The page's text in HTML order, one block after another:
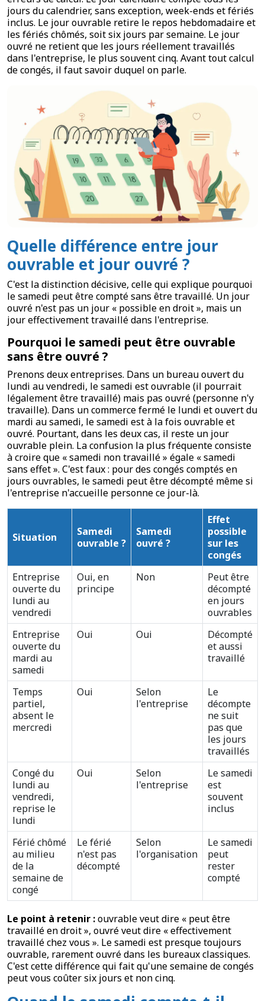
jours du calendrier, sans exception, week-ends et fériés
inclus. Le jour ouvrable retire le repos hebdomadaire et
les fériés chômés, soit six jours par semaine. Le jour
ouvré ne retient que les jours réellement travaillés
dans l'entreprise, le plus souvent cinq. Avant tout calcul
de congés, il faut savoir duquel on parle.
Quelle différence entre jour
ouvrable et jour ouvré ?
C'est la distinction décisive, celle qui explique pourquoi
le samedi peut être compté sans être travaillé. Un jour
ouvré n'est pas un jour « possible en droit », mais un
jour effectivement travaillé dans l'entreprise.
Pourquoi le samedi peut être ouvrable
sans être ouvré ?
Prenons deux entreprises. Dans un bureau ouvert du
lundi au vendredi, le samedi est ouvrable (il pourrait
légalement être travaillé) mais pas ouvré (personne n'y
travaille). Dans un commerce fermé le lundi et ouvert du
mardi au samedi, le samedi est à la fois ouvrable et
ouvré. Pourtant, dans les deux cas, il reste un jour
ouvrable plein. La confusion la plus fréquente consiste
à croire que « samedi non travaillé » égale « samedi
sans effet ». C'est faux : pour des congés comptés en
jours ouvrables, le samedi peut être décompté même si
l'entreprise n'accueille personne ce jour-là.
Situation
Samedi
ouvrable ?
Samedi
ouvré ?
Effet
possible
sur les
congés
Entreprise
ouverte du
lundi au
vendredi
Oui, en
principe
Non
Peut être
décompté
en jours
ouvrables
Entreprise
ouverte du
mardi au
samedi
Oui Oui
Décompté
et aussi
travaillé
Temps
partiel,
absent le
mercredi
Oui
Selon
l'entreprise
Le
décompte
ne suit
pas que
les jours
travaillés
Congé du
lundi au
vendredi,
reprise le
lundi
Oui
Selon
l'entreprise
Le samedi
est
souvent
inclus
Férié chômé
au milieu
de la
semaine de
congé
Le férié
n'est pas
décompté
Selon
l'organisation
Le samedi
peut
rester
compté
Le point à retenir :ouvrable veut dire « peut être
travaillé en droit », ouvré veut dire « effectivement
travaillé chez vous ». Le samedi est presque toujours
ouvrable, rarement ouvré dans les bureaux classiques.
C'est cette différence qui fait qu'une semaine de congés
peut vous coûter six jours et non cinq.